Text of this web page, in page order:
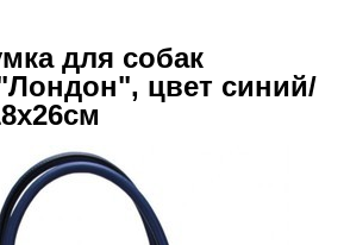
для собак
цвет синий/